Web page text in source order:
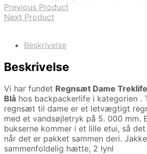
Previous Product
Next Product
Beskrivelse
Beskrivelse
Vi har fundet Regnsæt Dame
Blå hos backpackerlife i kategorien .
regnsæt til dame er et letvægtigt
med et vandsøjletryk på 5. 000 mm.
bukserne kommer i et lille etui, så
når det er pakket sammen deri.
sammenfoldelig hætte, 2 lynl